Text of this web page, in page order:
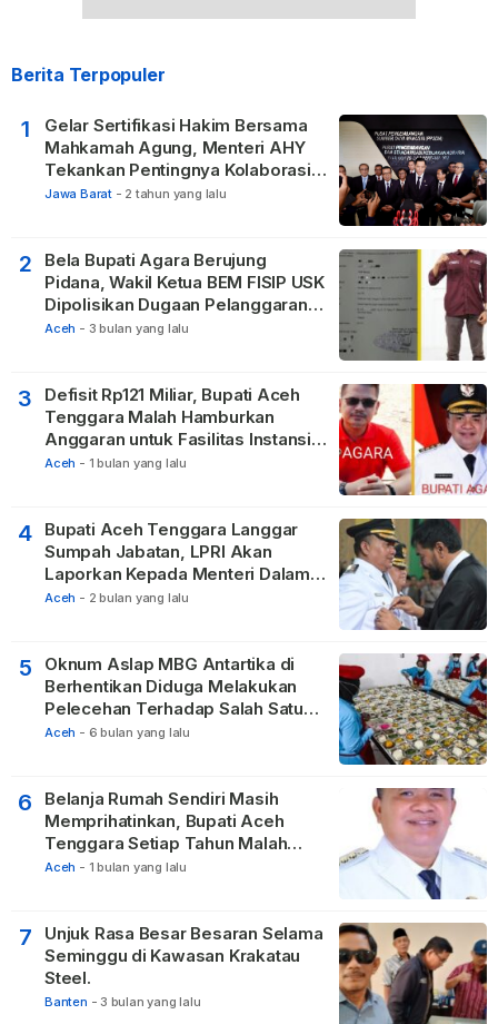
Berita Terpopuler
1
Gelar Sertifikasi Hakim Bersama
Mahkamah Agung, Menteri AHY
Tekankan Pentingnya Kolaborasi
untuk Hadirkan Keadilan bagi
Jawa Barat - 2 tahun yang lalu
2
Bela Bupati Agara Berujung
Pidana, Wakil Ketua BEM FISIP USK
Dipolisikan Dugaan Pelanggaran
Privasi dan UU ITE
Aceh - 3 bulan yang lalu
3
Defisit Rp121 Miliar, Bupati Aceh
Tenggara Malah Hamburkan
Anggaran untuk Fasilitas Instansi
Vertikal
Aceh - 1 bulan yang lalu
4
Bupati Aceh Tenggara Langgar
Sumpah Jabatan, LPRI Akan
Laporkan Kepada Menteri Dalam
Negeri
Aceh - 2 bulan yang lalu
5
Oknum Aslap MBG Antartika di
Berhentikan Diduga Melakukan
Pelecehan Terhadap Salah Satu
Relawan
Aceh - 6 bulan yang lalu
6
Belanja Rumah Sendiri Masih
Memprihatinkan, Bupati Aceh
Tenggara Setiap Tahun Malah
Membangun Pasilitas Rumah
Aceh - 1 bulan yang lalu
7
Unjuk Rasa Besar Besaran Selama
Seminggu di Kawasan Krakatau
Steel.
Banten - 3 bulan yang lalu